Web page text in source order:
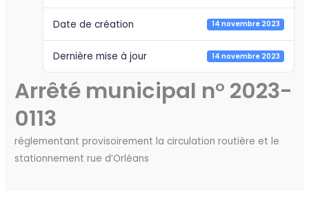
Date de création 14 novembre 2023
Dernière mise à jour 14 novembre 2023
Arrêté municipal n° 2023-
0113
réglementant provisoirement la circulation routière et le
stationnement rue d’Orléans